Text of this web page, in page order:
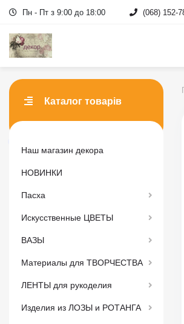
Пн - Пт з 9:00 до 18:00 (068) 152-
Каталог товарів
Наш магазин декора
НОВИНКИ
Пасха
Искусственные ЦВЕТЫ
ВАЗЫ
Материалы для ТВОРЧЕСТВА
ЛЕНТЫ для рукоделия
Изделия из ЛОЗЫ и РОТАНГА